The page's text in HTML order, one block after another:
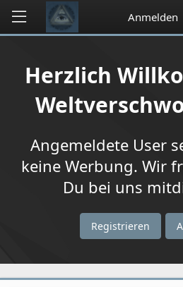
Anmelden
Herzlich
Angemeldete User
keine Werbung. Wir
Du bei uns
Registrieren